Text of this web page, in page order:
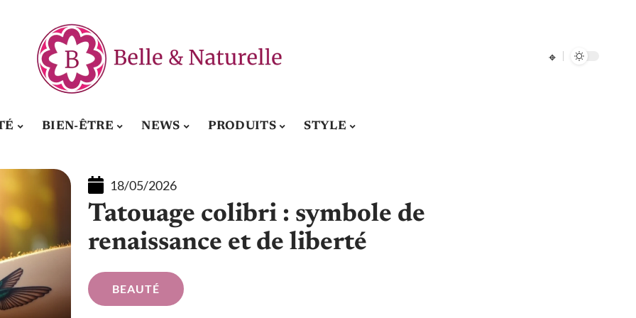
BIEN-ÊTRE NEWS PRODUITS STYLE
18/05/2026
Tatouage colibri : symbole de
renaissance et de liberté
BEAUTÉ